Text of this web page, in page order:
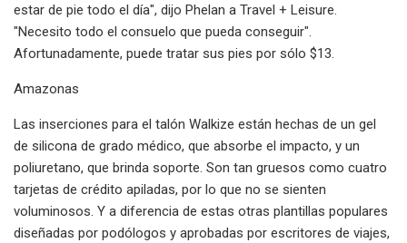
estar de pie todo el día", dijo Phelan a Travel + Leisure.
"Necesito todo el consuelo que pueda conseguir".
Afortunadamente, puede tratar sus pies por sólo $13.
Amazonas
Las inserciones para el talón Walkize están hechas de un gel
de silicona de grado médico, que absorbe el impacto, y un
poliuretano, que brinda soporte. Son tan gruesos como cuatro
tarjetas de crédito apiladas, por lo que no se sienten
voluminosos. Y a diferencia de estas otras plantillas populares
diseñadas por podólogos y aprobadas por escritores de viajes,